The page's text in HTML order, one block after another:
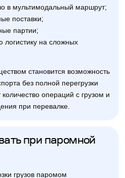
в мультимодальный маршрут;
поставки;
партии;
логистику на сложных
становится возможность
без полной перегрузки
операций с грузом и
при перевалке.
при паромной
грузов паромом